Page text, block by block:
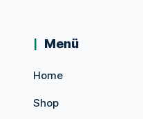
Menü
Home
Shop